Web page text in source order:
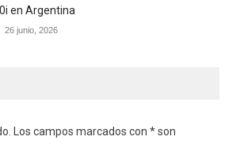
en Argentina
26 junio, 2026
Los campos marcados con * son